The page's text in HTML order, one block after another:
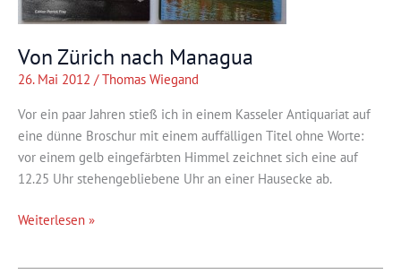
Von Zürich nach Managua
26. Mai 2012 /Thomas Wiegand
Vor ein paar Jahren stieß ich in einem Kasseler Antiquariat auf
eine dünne Broschur mit einem auffälligen Titel ohne Worte:
vor einem gelb eingefärbten Himmel zeichnet sich eine auf
12.25 Uhr stehengebliebene Uhr an einer Hausecke ab.
Von
Weiterlesen »